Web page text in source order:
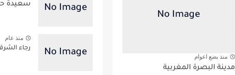
منذ بضع اعوام
مدينة البصرة المغربية
سعيدة
منذ عام
رجاء